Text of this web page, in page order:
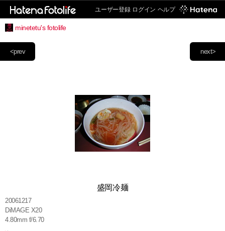
ユーザー登録 ログイン ヘルプ
minetetu's fotolife
next>
<prev
盛岡冷麺
20061217
DiMAGE X20
4.80mm f/6.70